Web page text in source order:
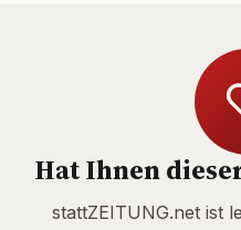
Hat Ihnen
stattZEITUNG.net ist